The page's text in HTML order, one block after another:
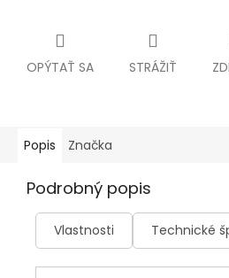
OPÝTAŤ SA STRÁŽIŤ
Popis Značka
Podrobný popis
Vlastnosti Technické